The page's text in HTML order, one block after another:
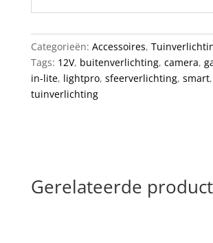
Categorieën: Accessoires,
Tags: 12V, buitenverlichting, camera,
in-lite, lightpro, sfeerverlichting, smart,
tuinverlichting
Gerelateerde